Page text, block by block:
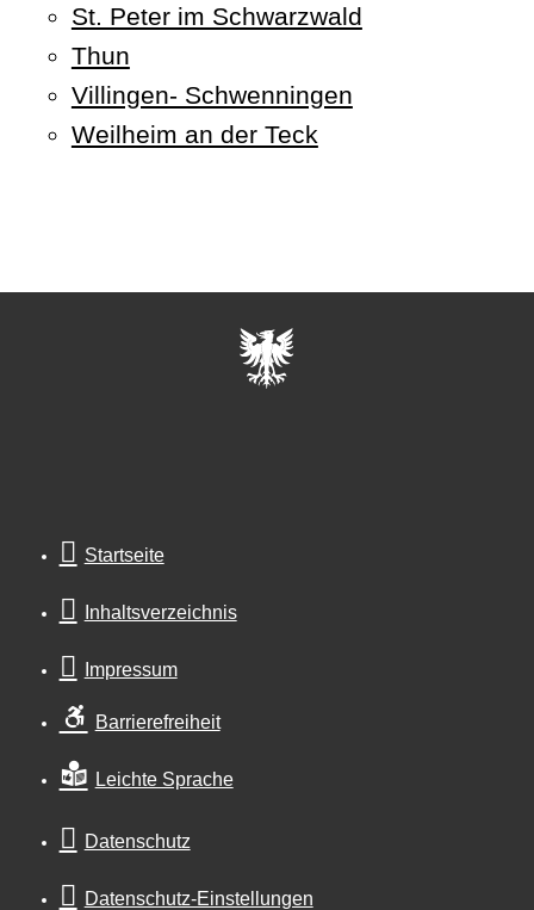
St. Peter im Schwarzwald
Thun
Villingen- Schwenningen
Weilheim an der Teck
Startseite
Inhaltsverzeichnis
Impressum
Barrierefreiheit
Leichte Sprache
Datenschutz
Datenschutz-Einstellungen